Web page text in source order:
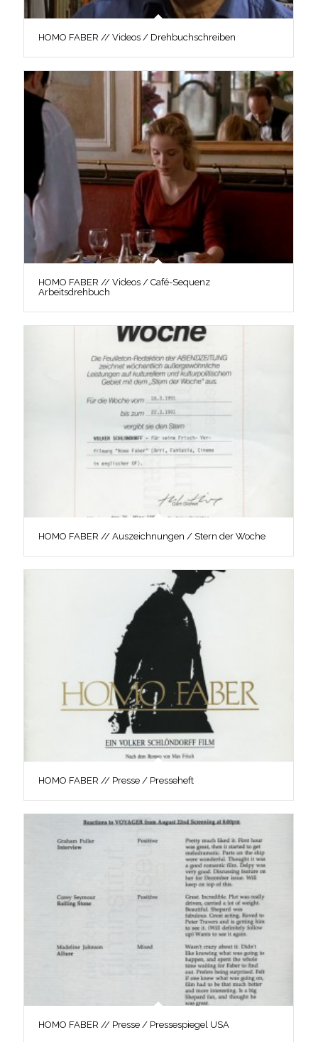
HOMO FABER // Videos / Drehbuchschreiben
HOMO FABER // Videos / Café-Sequenz
Arbeitsdrehbuch
HOMO FABER // Auszeichnungen / Stern der Woche
HOMO FABER // Presse / Presseheft
HOMO FABER // Presse / Pressespiegel USA